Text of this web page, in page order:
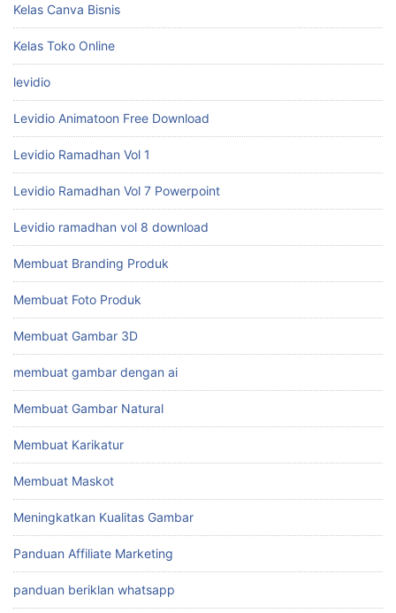
Kelas Canva Bisnis
Kelas Toko Online
levidio
Levidio Animatoon Free Download
Levidio Ramadhan Vol 1
Levidio Ramadhan Vol 7 Powerpoint
Levidio ramadhan vol 8 download
Membuat Branding Produk
Membuat Foto Produk
Membuat Gambar 3D
membuat gambar dengan ai
Membuat Gambar Natural
Membuat Karikatur
Membuat Maskot
Meningkatkan Kualitas Gambar
Panduan Affiliate Marketing
panduan beriklan whatsapp